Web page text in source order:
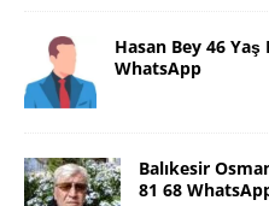
Hasan Bey 46 Yaş
WhatsApp
Balıkesir
81 68